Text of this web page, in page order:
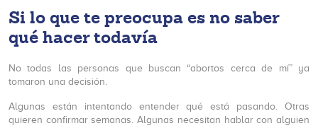
Si lo que te preocupa es no saber
qué hacer todavía
No todas las personas que buscan “abortos cerca de mí” ya
tomaron una decisión.
Algunas están intentando entender qué está pasando. Otras
quieren confirmar semanas. Algunas necesitan hablar con alguien